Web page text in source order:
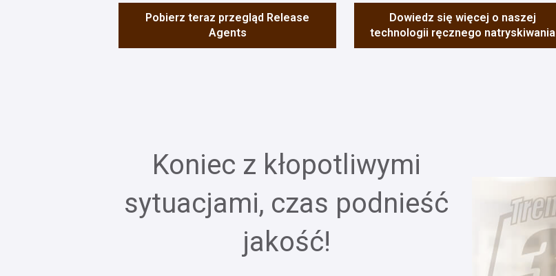
Pobierz teraz przegląd Release
Agents
Dowiedz się więcej o naszej
technologii ręcznego natryskiwania
Koniec z kłopotliwymi
sytuacjami, czas podnieść
jakość!